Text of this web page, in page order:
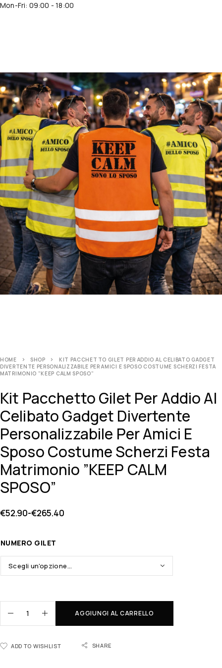
Mon-Fri: 09:00 - 18:00
HOME SHOP
KIT PACCHETTO GILET PER ADDIO AL CELIBATO GADGET
DIVERTENTE PERSONALIZZABILE PER AMICI E SPOSO COSTUME SCHERZI FESTA
MATRIMONIO ”KEEP CALM SPOSO”
Kit Pacchetto Gilet Per Addio Al
Celibato Gadget Divertente
Personalizzabile Per Amici E
Sposo Costume Scherzi Festa
Matrimonio ”KEEP CALM
SPOSO”
€52.90-€265.40
NUMERO GILET
AGGIUNGI AL CARRELLO
ADD TO WISHLIST SHARE